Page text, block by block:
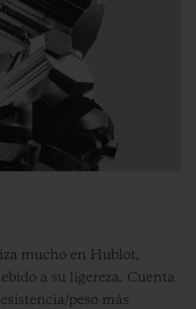
mucho en Hublot,
a su ligereza. Cuenta
peso más